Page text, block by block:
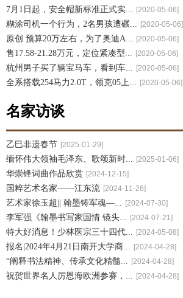
7月1日起，安全帽新标准正式实... [2020-05-06]
糊涂司机一个行为，2名男孩遭碾... [2020-05-06]
原创 预算20万左右，为了奥迪A... [2020-05-06]
售17.58-21.28万元，定位紧凑型... [2020-05-06]
杭州男子买了辆宝马车，看到车... [2020-05-06]
全系搭载254马力2.0T，领克05上... [2020-05-06]
名家访谈
乙巳非遗春节 [2025-01-29]
缅怀伟大领袖毛泽东、歌颂新时... [2025-01-06]
华崇锋词曲作品欣赏 [2024-12-15]
国粹艺术名家——江东流 [2024-11-26]
艺术家徐玉超|| 翰墨铸军魂—... [2024-07-30]
李军强《翰墨书写家国情 镜头... [2024-07-21]
特大好消息！少林医宗三十四代... [2024-05-08]
报名|2024年4月21日南开大学商... [2024-04-28]
“阐释书法精神、传承文化精髓... [2024-04-28]
祝贺世界名人厉恩海欧洲参赛，... [2024-04-28]